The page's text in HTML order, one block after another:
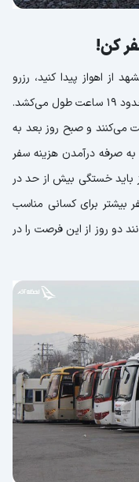
کن!
از اهواز پیدا کنید، رزرو
بلیط اتوبوس است. سفر به مشهد با اتوبوس حدود 19 ساعت طول می‌کشد.
می‌کنند و صبح روز بعد به
صرفه درآمدن هزینه سفر
باید خستگی بیش از حد در
بیشتر برای کسانی مناسب
دو روز از این فرصت را در